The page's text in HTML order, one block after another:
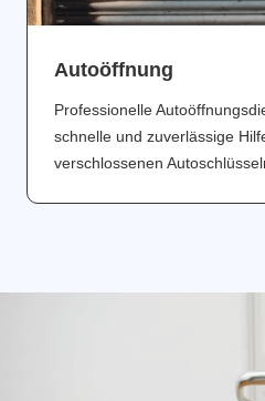
Аutoöffnung
Professionelle
schnelle und zuverlässige
verschlossenen